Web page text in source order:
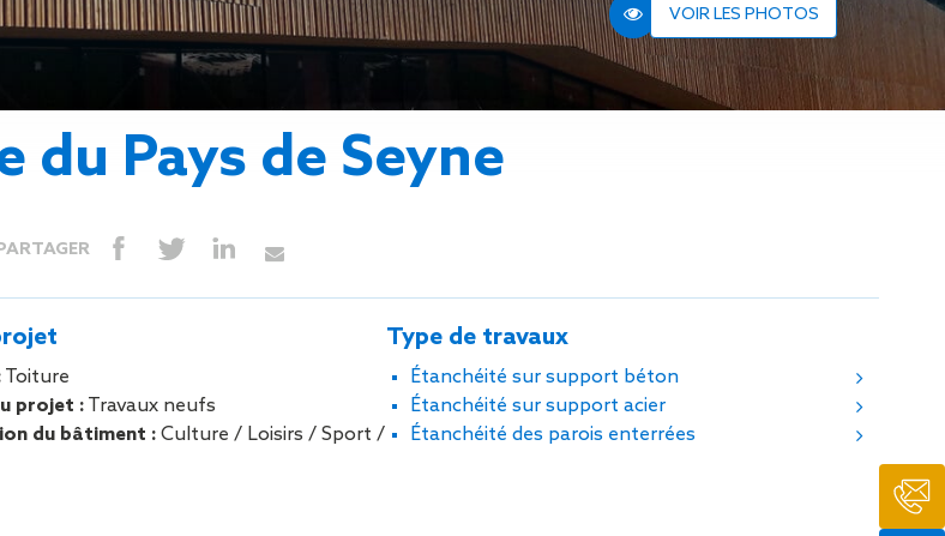
par
Serrurerie
plat inaccessible
Entretien de
accessible
Entretien de
toiture en amiante
Entretien des
installations d’eau
pluviale siphoïde
Petits travaux de
VOIR LES PHOTOS
du Pays de Seyne
PARTAGER
Toiture
projet : Travaux neufs
du bâtiment : Culture / Loisirs / Sport /
Type de travaux
Étanchéité sur support béton
Étanchéité sur support acier
Étanchéité des parois enterrées